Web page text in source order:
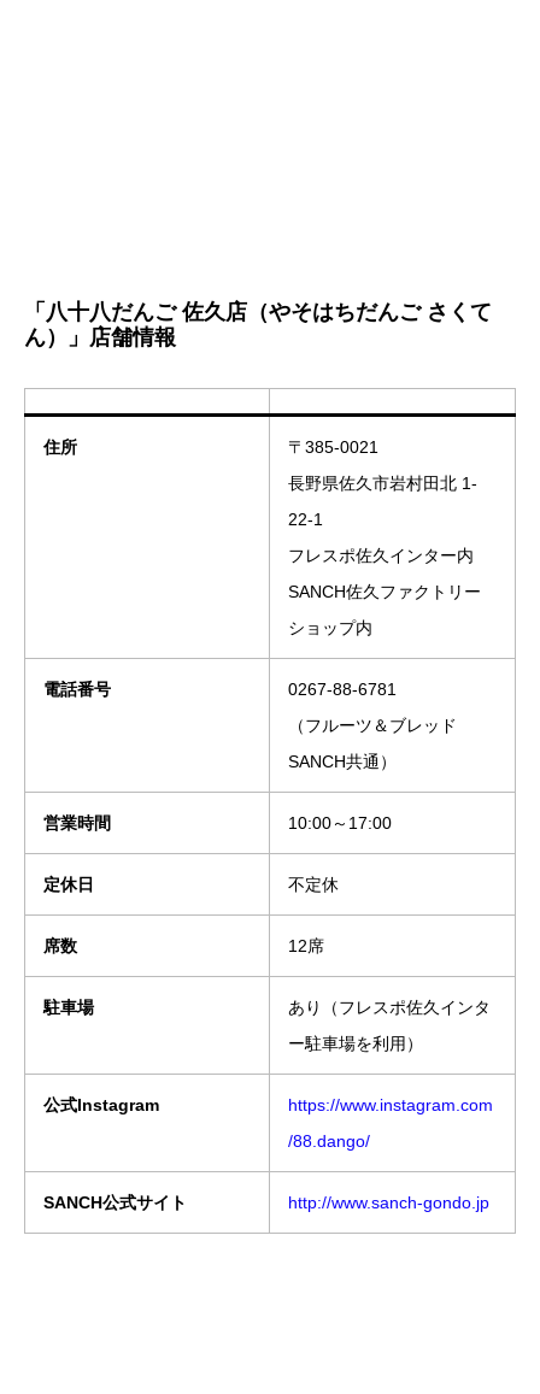
「八十八だんご 佐久店（やそはちだんご さくて
ん）」店舗情報
住所
〒385-0021
長野県佐久市岩村田北 1-
22-1
フレスポ佐久インター内
SANCH佐久ファクトリー
ショップ内
電話番号
0267-88-6781
（フルーツ＆ブレッド
SANCH共通）
営業時間 10:00～17:00
定休日 不定休
席数 12席
駐車場
あり（フレスポ佐久インタ
ー駐車場を利用）
公式Instagram
https://www.instagram.com
/88.dango/
SANCH公式サイト http://www.sanch-gondo.jp